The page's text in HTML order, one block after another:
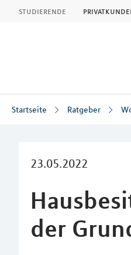
studierende
Startseite Ratgeber
23.05.2022
der